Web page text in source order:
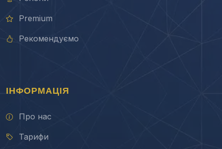
Premium
Рекомендуємо
ІНФОРМАЦІЯ
Про нас
Тарифи